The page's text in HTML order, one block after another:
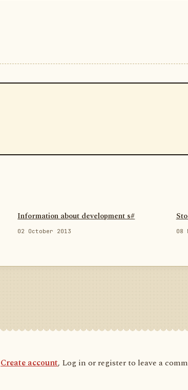
Information about development s#
02 October 2013 08
Create account, Log in or register to leave a